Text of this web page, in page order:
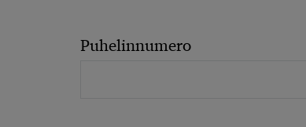
Puhelinnumero